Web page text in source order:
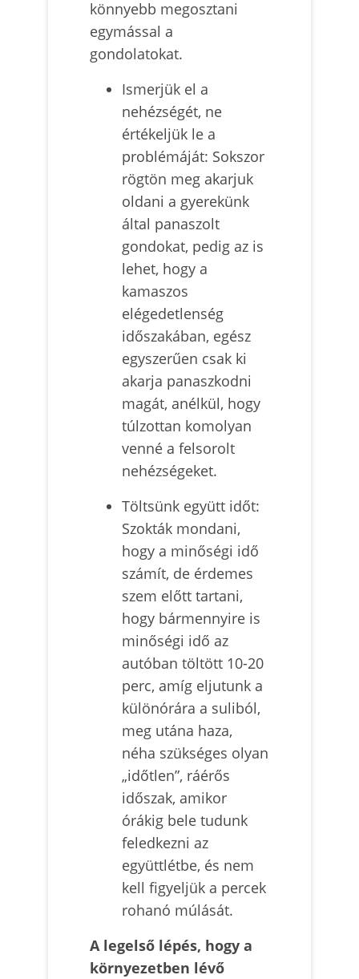
könnyebb megosztani
egymással a
gondolatokat.
Ismerjük el a
nehézségét, ne
értékeljük le a
problémáját: Sokszor
rögtön meg akarjuk
oldani a gyerekünk
által panaszolt
gondokat, pedig az is
lehet, hogy a
kamaszos
elégedetlenség
időszakában, egész
egyszerűen csak ki
akarja panaszkodni
magát, anélkül, hogy
túlzottan komolyan
venné a felsorolt
nehézségeket.
Töltsünk együtt időt:
Szokták mondani,
hogy a minőségi idő
számít, de érdemes
szem előtt tartani,
hogy bármennyire is
minőségi idő az
autóban töltött 10-20
perc, amíg eljutunk a
különórára a suliból,
meg utána haza,
néha szükséges olyan
„időtlen”, ráérős
időszak, amikor
órákig bele tudunk
feledkezni az
együttlétbe, és nem
kell figyeljük a percek
rohanó múlását.
A legelső lépés, hogy a
környezetben lévő